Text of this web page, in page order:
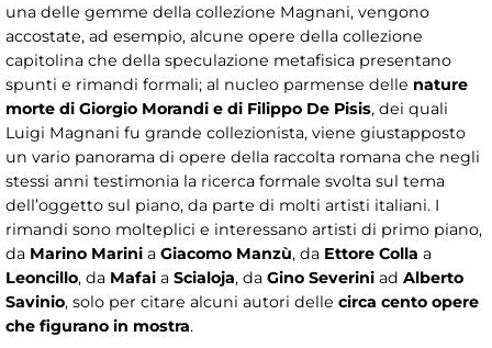
una delle gemme della collezione Magnani, vengono
accostate, ad esempio, alcune opere della collezione
capitolina che della speculazione metafisica presentano
spunti e rimandi formali; al nucleo parmense delle nature
morte di Giorgio Morandi e di Filippo De Pisis, dei quali
Luigi Magnani fu grande collezionista, viene giustapposto
un vario panorama di opere della raccolta romana che negli
stessi anni testimonia la ricerca formale svolta sul tema
dell’oggetto sul piano, da parte di molti artisti italiani. I
rimandi sono molteplici e interessano artisti di primo piano,
da Marino Marini a Giacomo Manzù, da Ettore Colla a
Leoncillo, da Mafai a Scialoja, da Gino Severini ad Alberto
Savinio, solo per citare alcuni autori delle circa cento opere
che figurano in mostra.